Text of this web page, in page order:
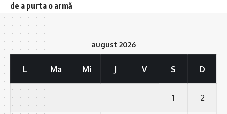
de a purta o armă
august 2026
L Ma Mi J V S D
1 2